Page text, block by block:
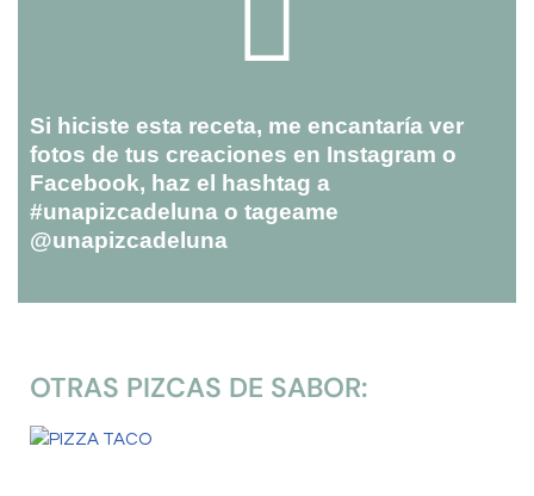
Si hiciste esta receta, me encantaría ver
fotos de tus creaciones en Instagram o
Facebook, haz el hashtag a
#unapizcadeluna o tageame
@unapizcadeluna
OTRAS PIZCAS DE SABOR: